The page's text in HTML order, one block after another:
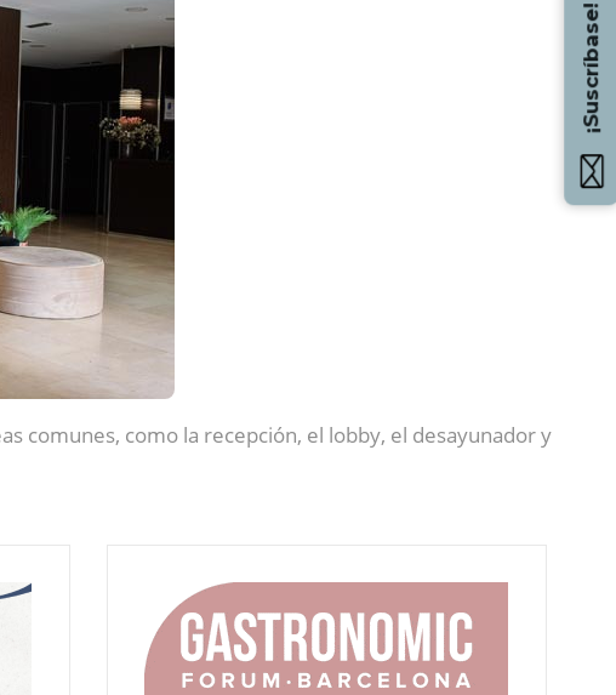
comunes, como la recepción, el lobby, el desayunador y
¡Suscríbase!